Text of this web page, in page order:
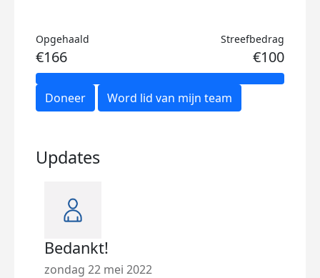
Opgehaald
€166
Streefbedrag
€100
Doneer Word lid van mijn team
Updates
Bedankt!
zondag 22 mei 2022